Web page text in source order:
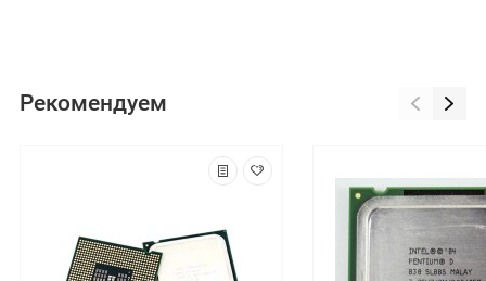
Рекомендуем